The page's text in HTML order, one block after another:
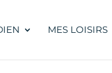
MES LOISIRS